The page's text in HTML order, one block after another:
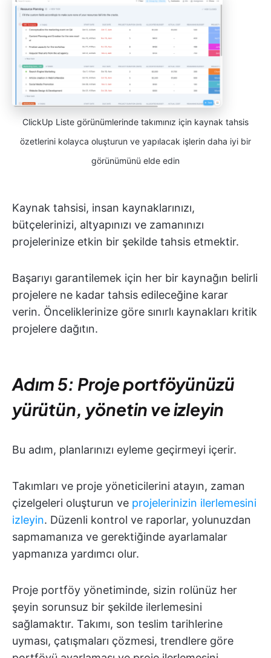
ClickUp Liste görünümlerinde takımınız için kaynak tahsis
özetlerini kolayca oluşturun ve yapılacak işlerin daha iyi bir
görünümünü elde edin
Kaynak tahsisi, insan kaynaklarınızı,
bütçelerinizi, altyapınızı ve zamanınızı
projelerinize etkin bir şekilde tahsis etmektir.
Başarıyı garantilemek için her bir kaynağın belirli
projelere ne kadar tahsis edileceğine karar
verin. Önceliklerinize göre sınırlı kaynakları kritik
projelere dağıtın.
Adım 5: Proje portföyünüzü
yürütün, yönetin ve izleyin
Bu adım, planlarınızı eyleme geçirmeyi içerir.
Takımları ve proje yöneticilerini atayın, zaman
çizelgeleri oluşturun ve projelerinizin ilerlemesini
izleyin. Düzenli kontrol ve raporlar, yolunuzdan
sapmamanıza ve gerektiğinde ayarlamalar
yapmanıza yardımcı olur.
Proje portföy yönetiminde, sizin rolünüz her
şeyin sorunsuz bir şekilde ilerlemesini
sağlamaktır. Takımı, son teslim tarihlerine
uyması, çatışmaları çözmesi, trendlere göre